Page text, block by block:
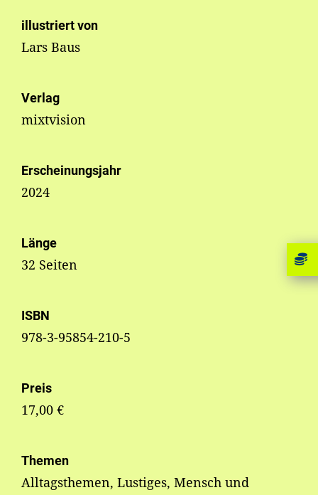
illustriert von
Lars Baus
Verlag
mixtvision
Erscheinungsjahr
2024
Länge
32 Seiten
ISBN
978-3-95854-210-5
Preis
17,00 €
Themen
Alltagsthemen, Lustiges, Mensch und